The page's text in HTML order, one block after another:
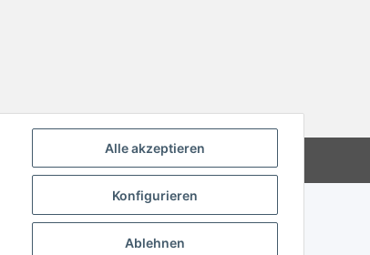
Alle akzeptieren
Konfigurieren
Ablehnen